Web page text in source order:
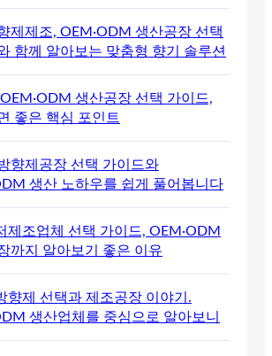
제제조, OEM·ODM 생산공장 선택
함께 알아보는 맞춤형 향기 솔루션
생산공장 선택 가이드,
좋은 핵심 포인트
향제공장 선택 가이드와
생산 노하우를 쉽게 풀어봅니다
제조업체 선택 가이드, OEM·ODM
까지 알아보기 좋은 이유
향제 선택과 제조공장 이야기.
생산업체를 중심으로 알아보니